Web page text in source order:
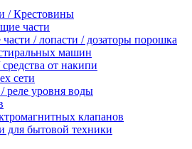
/ Крестовины
части
/ лопасти / дозаторы порошка
машин
от накипи
сети
реле уровня воды
клапанов
для бытовой техники